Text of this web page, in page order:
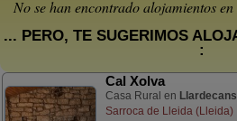
No se han encontrado alojamientos en
... PERO, TE SUGERIMOS
:
Cal Xolva
Casa Rural en Llardecans
Sarroca de Lleida (Lleida)